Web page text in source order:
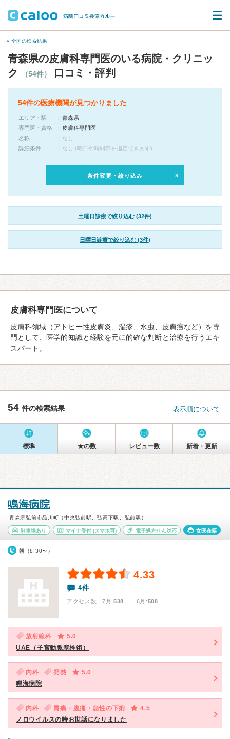
« 全国の検索結果
青森県の皮膚科専門医のいる病院・クリニッ
ク
（54件） 口コミ・評判
54件の医療機関が見つかりました
エリア・駅
青森県
専門医・資格
皮膚科専門医
名称
なし
詳細条件
なし (曜日や時間帯を指定できます)
条件変更・絞り込み
土曜日診療で絞り込む (32件)
日曜日診療で絞り込む (3件)
皮膚科専門医について
皮膚科領域（アトピー性皮膚炎、湿疹、水虫、皮膚癌など）を専
門として、医学的知識と経験を元に的確な判断と治療を行うエキ
スパート。
54 件の検索結果 表示順について
標準 ★の数 レビュー数 新着・更新
鳴海病院
青森県弘前市品川町（中央弘前駅、弘高下駅、弘前駅）
駐車場あり マイナ受付(スマホ可) 電子処方せん対応 女医在籍
朝（8:30〜）
4.33
4件
アクセス数 7月:538 | 6月:508
放射線科
5.0
UAE（子宮動脈塞栓術）
内科 発熱
5.0
鳴海病院
内科 胃痛・腹痛・急性の下痢
4.5
ノロウイルスの時お世話になりました